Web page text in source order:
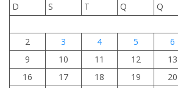
D
S T Q Q
2
3 4 5 6
9
10 11 12 13
16
17 18 19 20